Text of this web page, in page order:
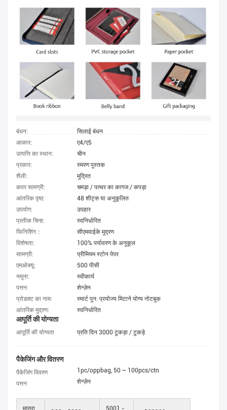
बंधन:
सिलाई बंधन
आकार:
ए4/ए5
उत्पत्ति का स्थान:
चीन
प्रकार:
स्मरण पुस्तक
शैली:
मुद्रित
कवर सामग्री:
चमड़ा / पत्थर का कागज / कपड़ा
आंतरिक पृष्ठ:
48 शीट्स या अनुकूलित
उपयोग:
उपहार
प्रतीक चिन्ह:
स्वनिर्धारित
फिनिशिंग ::
सीएमवाईके मुद्रण
विशेषता:
100% पर्यावरण के अनुकूल
सामग्री:
प्रीमियम स्टोन पेपर
एमओक्यू:
500 पीसी
नमूना:
स्वीकार्य
पत्तन:
शेन्ज़ेन
प्रोडक्ट का नाम:
स्मार्ट पुन: प्रयोज्य मिटाने योग्य नोटबुक
आंतरिक मुद्रण:
स्वनिर्धारित
आपूर्ति की योग्यता
आपूर्ति की योग्यता प्रति दिन 3000 टुकड़ा / टुकड़े
पैकेजिंग और वितरण
पैकेजिंग विवरण
1pc/oppbag, 50 ~ 100pcs/ctn
पत्तन
शेन्ज़ेन
मात्रा 5001 -